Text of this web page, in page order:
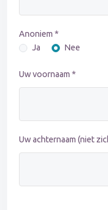
Anoniem *
Ja
Nee
Uw voornaam *
Uw achternaam (niet